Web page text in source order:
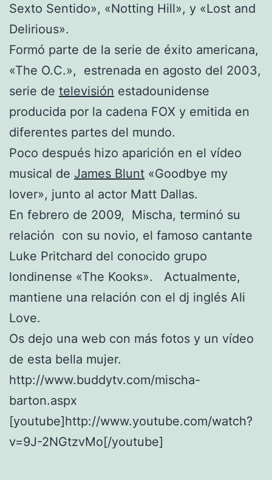
Sexto Sentido», «Notting Hill», y «Lost and
Delirious».
Formó parte de la serie de éxito americana,
«The O.C.», estrenada en agosto del 2003,
serie de televisión estadounidense
producida por la cadena FOX y emitida en
diferentes partes del mundo.
Poco después hizo aparición en el vídeo
musical de James Blunt «Goodbye my
lover», junto al actor Matt Dallas.
En febrero de 2009, Mischa, terminó su
relación con su novio, el famoso cantante
Luke Pritchard del conocido grupo
londinense «The Kooks». Actualmente,
mantiene una relación con el dj inglés Ali
Love.
Os dejo una web con más fotos y un vídeo
de esta bella mujer.
http://www.buddytv.com/mischa-
barton.aspx
[youtube]http://www.youtube.com/watch?
v=9J-2NGtzvMo[/youtube]